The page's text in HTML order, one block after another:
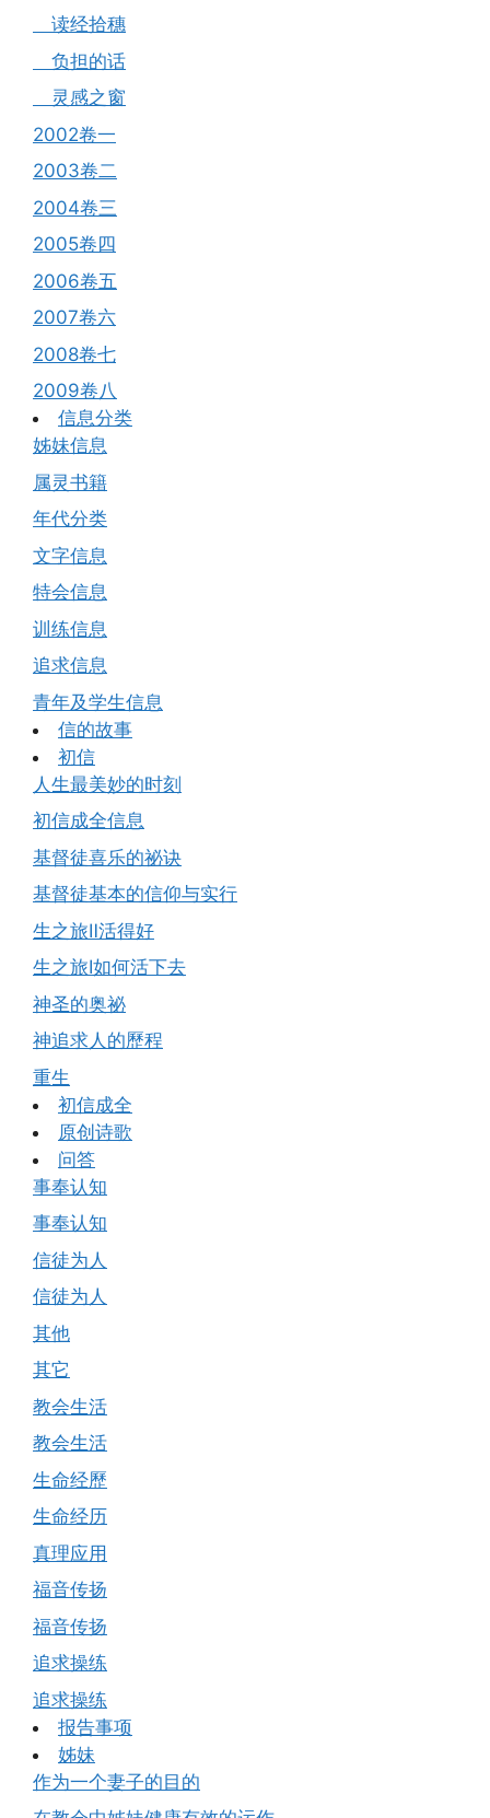
读经拾穗
负担的话
灵感之窗
2002卷一
2003卷二
2004卷三
2005卷四
2006卷五
2007卷六
2008卷七
2009卷八
信息分类
姊妹信息
属灵书籍
年代分类
文字信息
特会信息
训练信息
追求信息
青年及学生信息
信的故事
初信
人生最美妙的时刻
初信成全信息
基督徒喜乐的祕诀
基督徒基本的信仰与实行
生之旅Ⅱ活得好
生之旅Ⅰ如何活下去
神圣的奥祕
神追求人的歷程
重生
初信成全
原创诗歌
问答
事奉认知
事奉认知
信徒为人
信徒为人
其他
其它
教会生活
教会生活
生命经歷
生命经历
真理应用
福音传扬
福音传扬
追求操练
追求操练
报告事项
姊妹
作为一个妻子的目的